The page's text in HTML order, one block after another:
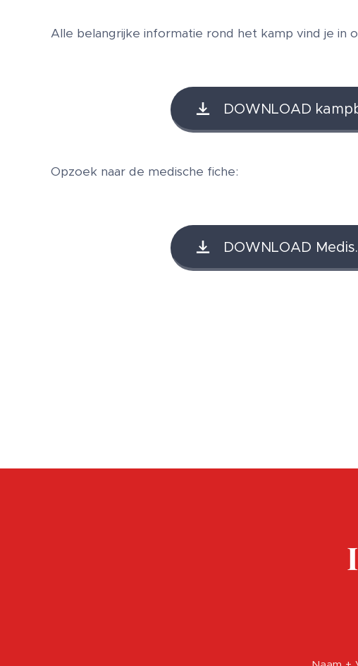
Alle belangrijke informatie rond het kamp vind je in
DOWNLOAD
Opzoek naar de medische fiche:
DOWNLOAD